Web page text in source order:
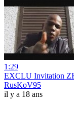
1:29
EXCLU Invitation
RusKoV95
il y a 18 ans